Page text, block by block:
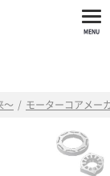
～ / モーターコアメー